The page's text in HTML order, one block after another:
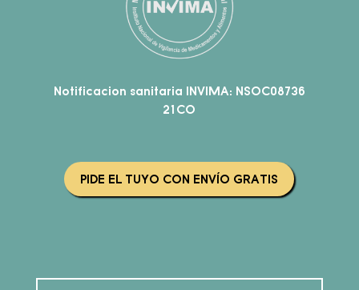
Notificacion sanitaria INVIMA: NSOC08736
21CO
PIDE EL TUYO CON ENVÍO GRATIS